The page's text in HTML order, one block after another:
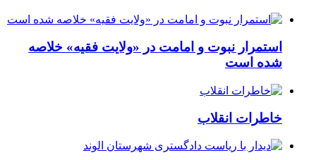
استمرار نبوت و امامت در «ولایت فقیه» خلاصه
شده است
خاطرات انقلاب